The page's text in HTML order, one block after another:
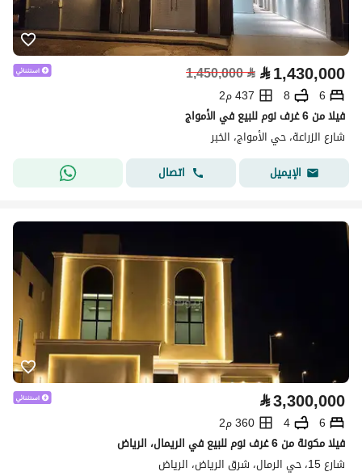
⃁1,430,000
⃁
1,450,000
6
8
437 م2
فيلا من 6 غرف نوم للبيع في الأمواج
شارع الزراعة، حي الأمواج، الخبر
الإيميل
اتصال
⃁3,300,000
6
4
360 م2
فيلا مكونة من 6 غرف نوم للبيع في الريمال، الرياض
شارع 15، حي الرمال، شرق الرياض، الرياض